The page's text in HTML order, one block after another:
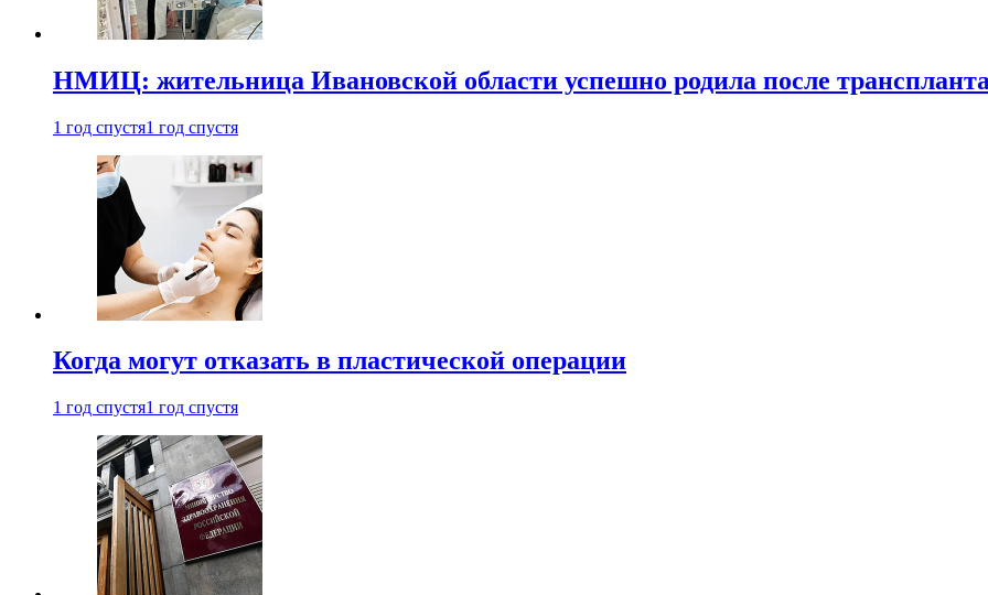
НМИЦ: жительница Ивановской области успешно родила после
1 год спустя1 год спустя
Когда могут отказать в пластической операции
1 год спустя1 год спустя